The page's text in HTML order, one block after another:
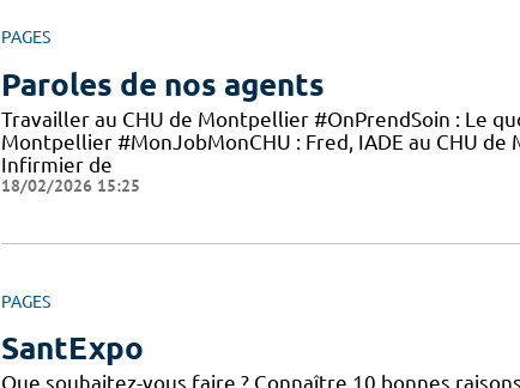
PAGES
Paroles de nos agents
Travailler au CHU de Montpellier #OnPrendSoin : Le
Montpellier #MonJobMonCHU : Fred, IADE au CHU
Infirmier de
18/02/2026 15:25
PAGES
SantExpo
Que souhaitez-vous faire ? Connaître 10 bonnes